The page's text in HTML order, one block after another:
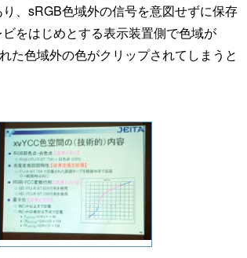
、sRGB色域外の信号を意図せずに保存
をはじめとする表示装置側で色域が
た色域外の色がクリップされてしまうと